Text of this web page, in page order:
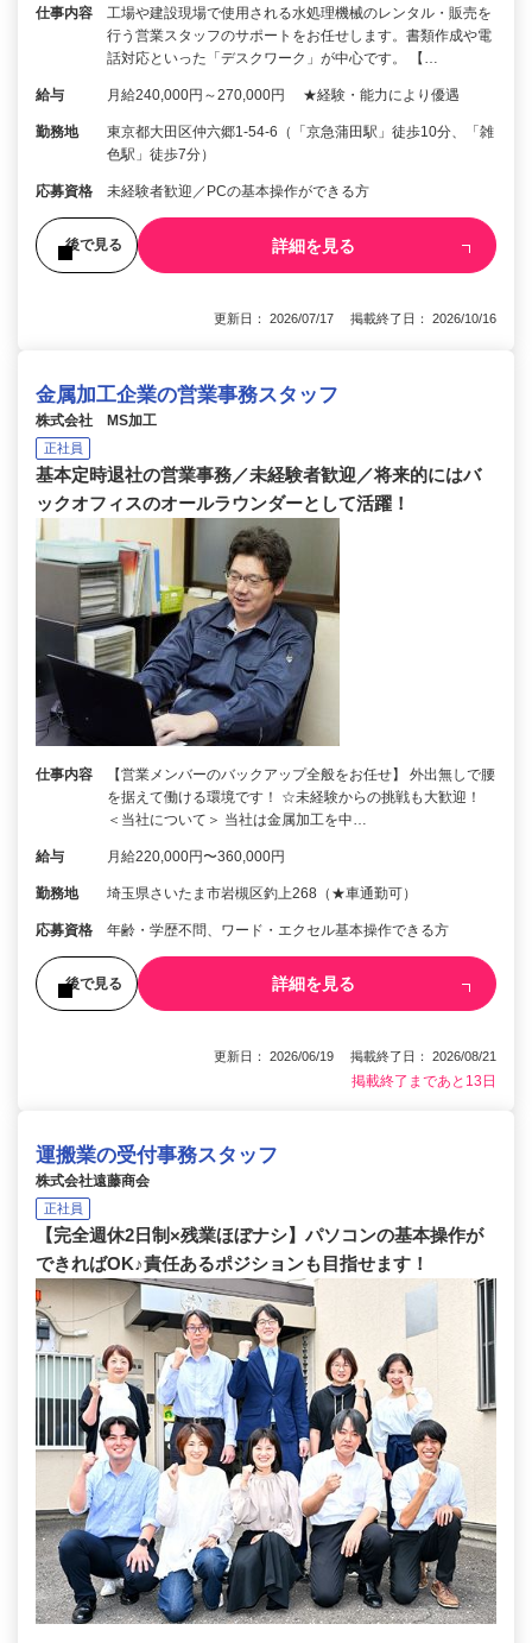
仕事内容
工場や建設現場で使用される水処理機械のレンタル・販売を
行う営業スタッフのサポートをお任せします。書類作成や電
話対応といった「デスクワーク」が中心です。 【…
給与 月給240,000円～270,000円 ★経験・能力により優遇
勤務地
東京都大田区仲六郷1-54-6（「京急蒲田駅」徒歩10分、「雑
色駅」徒歩7分）
応募資格 未経験者歓迎／PCの基本操作ができる方
後で見る 詳細を見る
更新日： 2026/07/17 掲載終了日： 2026/10/16
金属加工企業の営業事務スタッフ
株式会社 MS加工
正社員
基本定時退社の営業事務／未経験者歓迎／将来的にはバ
ックオフィスのオールラウンダーとして活躍！
仕事内容
【営業メンバーのバックアップ全般をお任せ】 外出無しで腰
を据えて働ける環境です！ ☆未経験からの挑戦も大歓迎！
＜当社について＞ 当社は金属加工を中…
給与 月給220,000円〜360,000円
勤務地 埼玉県さいたま市岩槻区釣上268（★車通勤可）
応募資格 年齢・学歴不問、ワード・エクセル基本操作できる方
後で見る 詳細を見る
更新日： 2026/06/19 掲載終了日： 2026/08/21
掲載終了まであと13日
運搬業の受付事務スタッフ
株式会社遠藤商会
正社員
【完全週休2日制×残業ほぼナシ】パソコンの基本操作が
できればOK♪責任あるポジションも目指せます！